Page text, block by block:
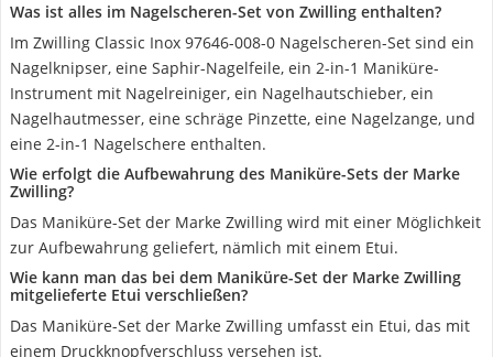
Was ist alles im Nagelscheren-Set von Zwilling enthalten?
Im Zwilling Classic Inox 97646-008-0 Nagelscheren-Set sind ein
Nagelknipser, eine Saphir-Nagelfeile, ein 2-in-1 Maniküre-
Instrument mit Nagelreiniger, ein Nagelhautschieber, ein
Nagelhautmesser, eine schräge Pinzette, eine Nagelzange, und
eine 2-in-1 Nagelschere enthalten.
Wie erfolgt die Aufbewahrung des Maniküre-Sets der Marke
Zwilling?
Das Maniküre-Set der Marke Zwilling wird mit einer Möglichkeit
zur Aufbewahrung geliefert, nämlich mit einem Etui.
Wie kann man das bei dem Maniküre-Set der Marke Zwilling
mitgelieferte Etui verschließen?
Das Maniküre-Set der Marke Zwilling umfasst ein Etui, das mit
einem Druckknopfverschluss versehen ist.